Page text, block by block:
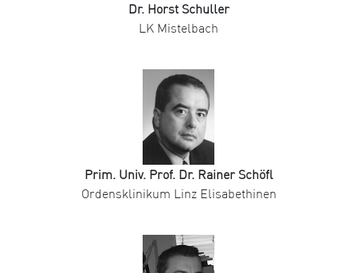
Dr. Horst Schuller
LK Mistelbach
Prim. Univ. Prof. Dr. Rainer Schöfl
Ordensklinikum Linz Elisabethinen